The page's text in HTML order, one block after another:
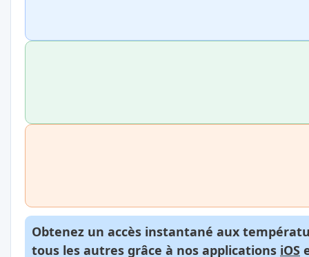
Obtenez un accès instantané aux
tous les autres grâce à nos applications iOS